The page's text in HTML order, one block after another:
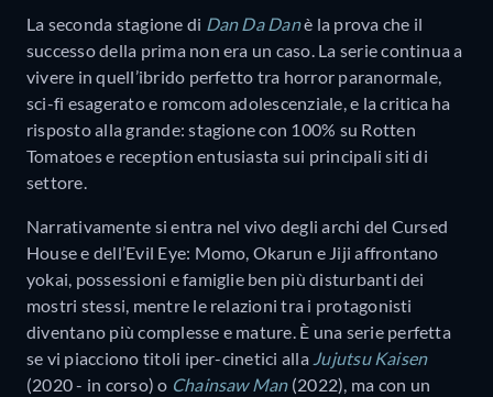
La seconda stagione di Dan Da Danè la prova che il
successo della prima non era un caso. La serie continua a
vivere in quell’ibrido perfetto tra horror paranormale,
sci-fi esagerato e romcom adolescenziale, e la critica ha
risposto alla grande: stagione con 100% su Rotten
Tomatoes e reception entusiasta sui principali siti di
settore.
Narrativamente si entra nel vivo degli archi del Cursed
House e dell’Evil Eye: Momo, Okarun e Jiji affrontano
yokai, possessioni e famiglie ben più disturbanti dei
mostri stessi, mentre le relazioni tra i protagonisti
diventano più complesse e mature. È una serie perfetta
se vi piacciono titoli iper-cinetici alla Jujutsu Kaisen
(2020 - in corso) o Chainsaw Man(2022), ma con un